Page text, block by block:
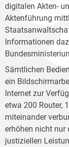
digitalen Akten-
Aktenführung
Informationen
Sämtlichen
ein
Internet zur
etwa 200 Router,
miteinander
erhöhen nicht nur
justiziellen